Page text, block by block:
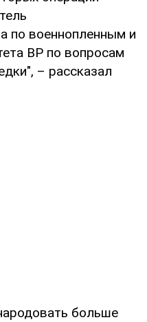
по военнопленным и
ВР по вопросам
– рассказал
больше